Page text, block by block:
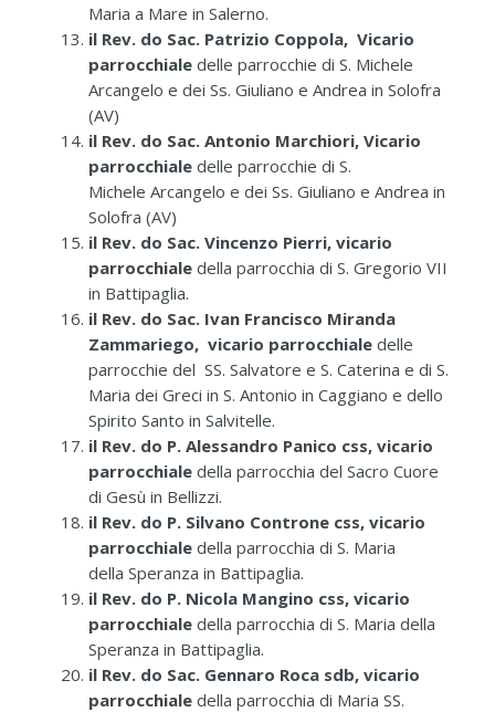
Maria a Mare in Salerno.
il Rev. do Sac. Patrizio Coppola, Vicario
parrocchiale delle parrocchie di S. Michele
Arcangelo e dei Ss. Giuliano e Andrea in Solofra
(AV)
il Rev. do Sac. Antonio Marchiori, Vicario
parrocchiale delle parrocchie di S.
Michele Arcangelo e dei Ss. Giuliano e Andrea in
Solofra (AV)
il Rev. do Sac. Vincenzo Pierri, vicario
parrocchiale della parrocchia di S. Gregorio VII
in Battipaglia.
il Rev. do Sac. Ivan Francisco Miranda
Zammariego, vicario parrocchiale delle
parrocchie del SS. Salvatore e S. Caterina e di S.
Maria dei Greci in S. Antonio in Caggiano e dello
Spirito Santo in Salvitelle.
il Rev. do P. Alessandro Panico css, vicario
parrocchiale della parrocchia del Sacro Cuore
di Gesù in Bellizzi.
il Rev. do P. Silvano Controne css, vicario
parrocchiale della parrocchia di S. Maria
della Speranza in Battipaglia.
il Rev. do P. Nicola Mangino css, vicario
parrocchiale della parrocchia di S. Maria della
Speranza in Battipaglia.
il Rev. do Sac. Gennaro Roca sdb, vicario
parrocchiale della parrocchia di Maria SS.